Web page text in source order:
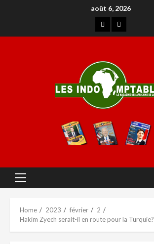
août 6, 2026
Home 2023 février
2
Hakim Zyech serait-il en route pour la Turquie?